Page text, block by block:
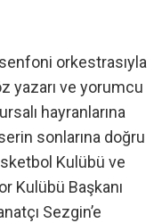
orkestrasıyla
yazarı ve yorumcu
hayranlarına
sonlarına doğru
Kulübü ve
Kulübü Başkanı
Sezgin’e